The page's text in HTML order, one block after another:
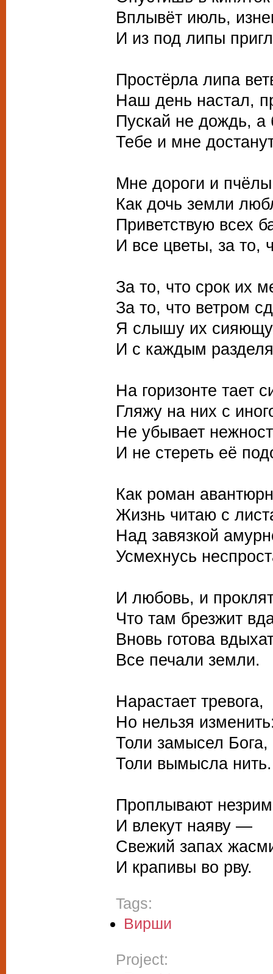
Вплывёт июль,
И из под липы
Простёрла липа
Наш день настал,
Пускай не дождь, а
Тебе и мне
Мне дороги и
Как дочь земли
Приветствую всех
И все цветы, за то,
За то, что срок их
За то, что ветром
Я слышу их
И с каждым
На горизонте тает
Гляжу на них с
Не убывает
И не стереть её
Как роман
Жизнь читаю с
Над завязкой
Усмехнусь
И любовь, и
Что там брезжит
Вновь готова
Все печали земли.
Нарастает тревога,
Но нельзя
Толи замысел Бога,
Толи вымысла нить.
Проплывают
И влекут наяву —
Свежий запах
И крапивы во рву.
Tags:
Вирши
Project: